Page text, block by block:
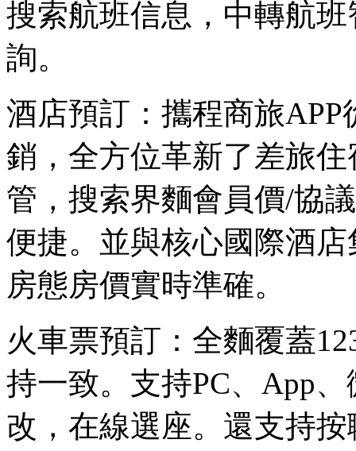
搜索航班信息，中轉航
詢。
酒店預訂：攜程商旅
銷，全方位革新了差旅
管，搜索界麵會員價/協
便捷。並與核心國際酒
房態房價實時準確。
火車票預訂：全麵覆蓋
持一致。支持PC、App
改，在線選座。還支持